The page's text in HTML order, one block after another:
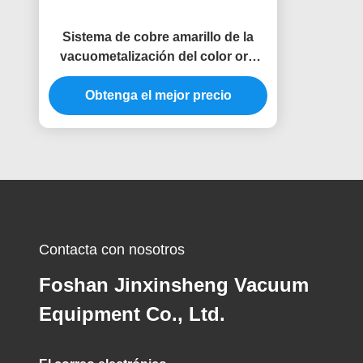
Sistema de cobre amarillo de la
vacuometalización del color oro
PVD del grifo del golpecito de agua
de la aleación del cinc de la
capacidad grande
Obtenga el mejor precio
Contacta con nosotros
Foshan Jinxinsheng Vacuum
Equipment Co., Ltd.